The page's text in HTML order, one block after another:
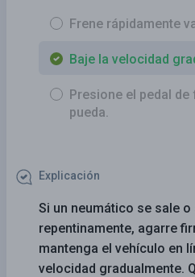
Frene rápidamente
Baje la velocidad
Presione el pedal
pueda.
Explicación
Si un neumático se sale
repentinamente, agarre
mantenga el vehículo en
velocidad gradualmente.